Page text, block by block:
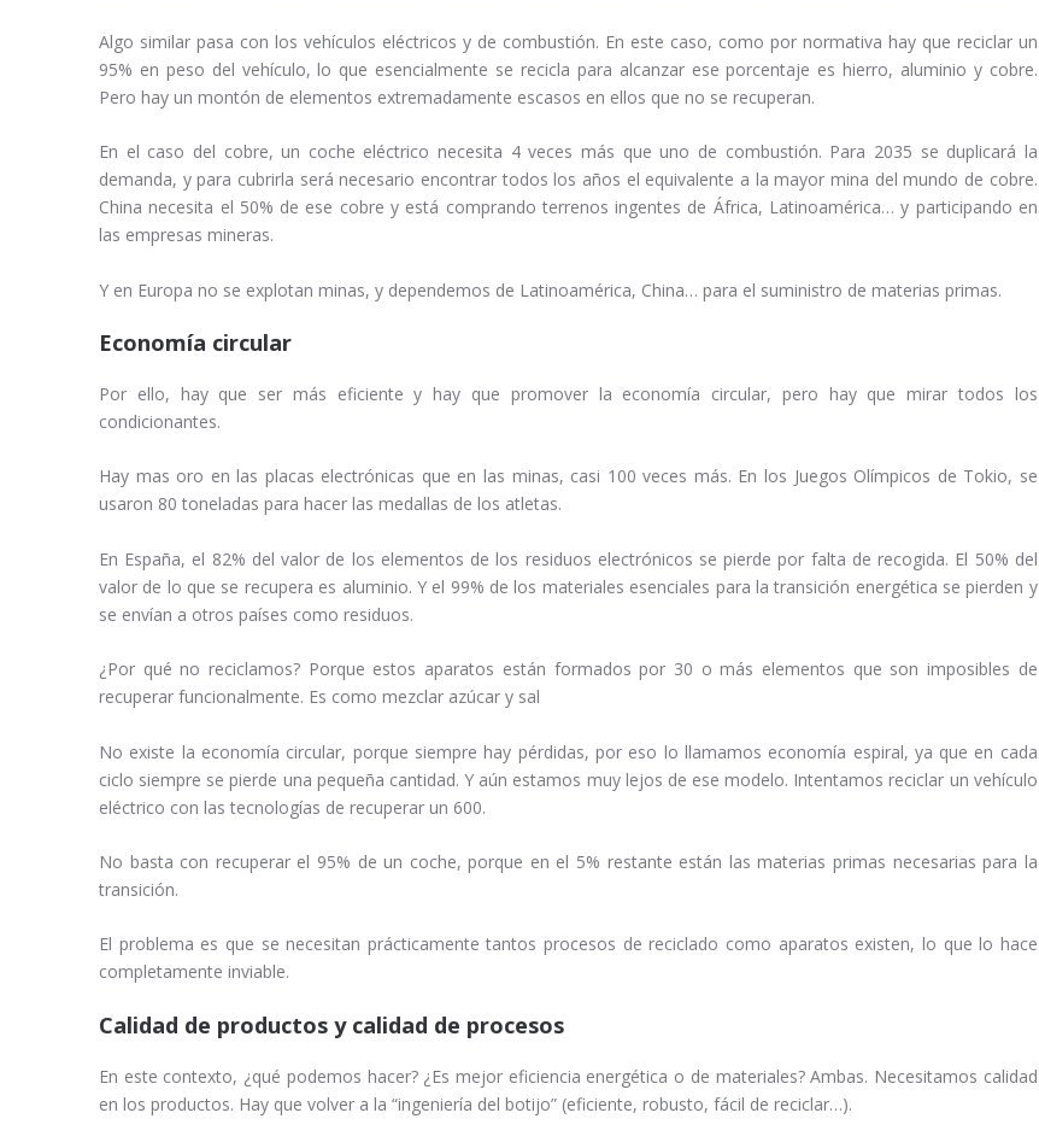
Algo similar pasa con los vehículos eléctricos y de combustión. En este caso, como por normativa hay que reciclar un
95% en peso del vehículo, lo que esencialmente se recicla para alcanzar ese porcentaje es hierro, aluminio y cobre.
Pero hay un montón de elementos extremadamente escasos en ellos que no se recuperan.
En el caso del cobre, un coche eléctrico necesita 4 veces más que uno de combustión. Para 2035 se duplicará la
demanda, y para cubrirla será necesario encontrar todos los años el equivalente a la mayor mina del mundo de cobre.
China necesita el 50% de ese cobre y está comprando terrenos ingentes de África, Latinoamérica… y participando en
las empresas mineras.
Y en Europa no se explotan minas, y dependemos de Latinoamérica, China… para el suministro de materias primas.
Economía circular
Por ello, hay que ser más eficiente y hay que promover la economía circular, pero hay que mirar todos los
condicionantes.
Hay mas oro en las placas electrónicas que en las minas, casi 100 veces más. En los Juegos Olímpicos de Tokio, se
usaron 80 toneladas para hacer las medallas de los atletas.
En España, el 82% del valor de los elementos de los residuos electrónicos se pierde por falta de recogida. El 50% del
valor de lo que se recupera es aluminio. Y el 99% de los materiales esenciales para la transición energética se pierden y
se envían a otros países como residuos.
¿Por qué no reciclamos? Porque estos aparatos están formados por 30 o más elementos que son imposibles de
recuperar funcionalmente. Es como mezclar azúcar y sal
No existe la economía circular, porque siempre hay pérdidas, por eso lo llamamos economía espiral, ya que en cada
ciclo siempre se pierde una pequeña cantidad. Y aún estamos muy lejos de ese modelo. Intentamos reciclar un vehículo
eléctrico con las tecnologías de recuperar un 600.
No basta con recuperar el 95% de un coche, porque en el 5% restante están las materias primas necesarias para la
transición.
El problema es que se necesitan prácticamente tantos procesos de reciclado como aparatos existen, lo que lo hace
completamente inviable.
Calidad de productos y calidad de procesos
En este contexto, ¿qué podemos hacer? ¿Es mejor eficiencia energética o de materiales? Ambas. Necesitamos calidad
en los productos. Hay que volver a la “ingeniería del botijo” (eficiente, robusto, fácil de reciclar…).